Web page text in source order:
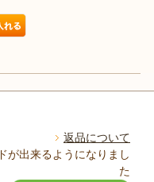
返品について
が出来るようになりまし
た